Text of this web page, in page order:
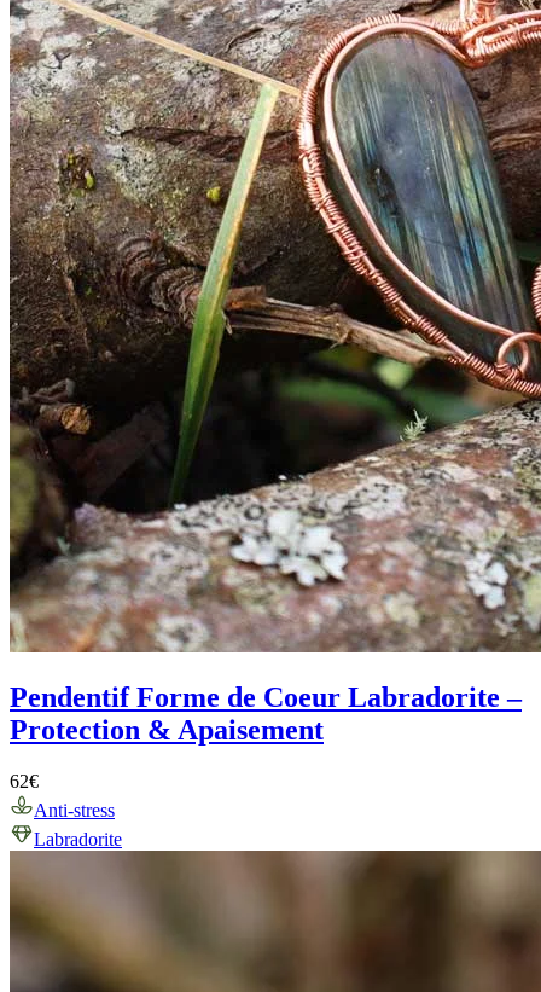
Pendentif Forme de Coeur Labradorite –
Protection & Apaisement
62€
Anti-stress
Labradorite